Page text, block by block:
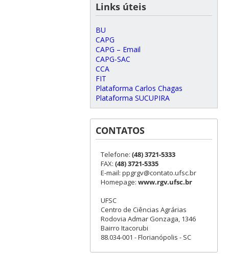
Links úteis
BU
CAPG
CAPG – Email
CAPG-SAC
CCA
FIT
Plataforma Carlos Chagas
Plataforma SUCUPIRA
CONTATOS
Telefone: (48) 3721-5333
FAX: (48) 3721-5335
E-mail: ppgrgv@contato.ufsc.br
Homepage: www.rgv.ufsc.br
UFSC
Centro de Ciências Agrárias
Rodovia Admar Gonzaga, 1346
Bairro Itacorubi
88.034-001 - Florianópolis - SC